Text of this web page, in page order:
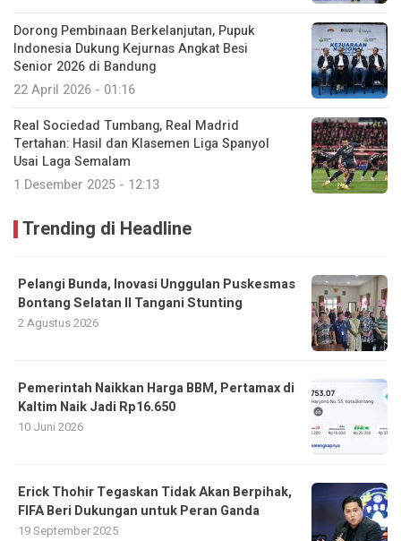
Dorong Pembinaan Berkelanjutan, Pupuk
Indonesia Dukung Kejurnas Angkat Besi
Senior 2026 di Bandung
22 April 2026 - 01:16
Real Sociedad Tumbang, Real Madrid
Tertahan: Hasil dan Klasemen Liga Spanyol
Usai Laga Semalam
1 Desember 2025 - 12:13
Trending di Headline
Pelangi Bunda, Inovasi Unggulan Puskesmas
Bontang Selatan II Tangani Stunting
2 Agustus 2026
Pemerintah Naikkan Harga BBM, Pertamax di
Kaltim Naik Jadi Rp16.650
10 Juni 2026
Erick Thohir Tegaskan Tidak Akan Berpihak,
FIFA Beri Dukungan untuk Peran Ganda
19 September 2025